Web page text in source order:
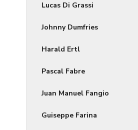
Lucas Di Grassi
Johnny Dumfries
Harald Ertl
Pascal Fabre
Juan Manuel Fangio
Guiseppe Farina